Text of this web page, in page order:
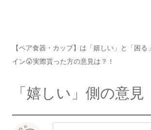
【ペア食器・カップ】は「嬉しい」と「困る」
イン😲実際貰った方の意見は？！
「嬉しい」側の意見